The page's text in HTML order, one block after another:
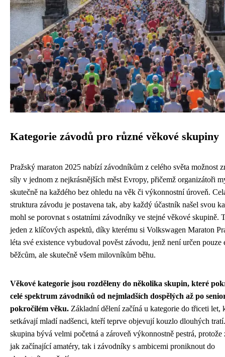
Kategorie závodů pro různé věkové skupiny
Pražský maraton 2025 nabízí závodníkům z celého světa možnost
síly v jednom z nejkrásnějších měst Evropy, přičemž organizátoři
skutečně na každého bez ohledu na věk či výkonnostní úroveň.
struktura závodu je postavena tak, aby každý účastník našel svou
mohl se porovnat s ostatními závodníky ve stejné věkové skupině.
jeden z klíčových aspektů, díky kterému si Volkswagen Maraton
léta své existence vybudoval pověst závodu, jenž není určen pouze
běžcům, ale skutečně všem milovníkům běhu.
Věkové kategorie jsou rozděleny do několika skupin, které
celé spektrum závodníků od nejmladších dospělých až po
pokročilém věku. Základní dělení začíná u kategorie do třiceti let,
setkávají mladí nadšenci, kteří teprve objevují kouzlo dlouhých
skupina bývá velmi početná a zároveň výkonnostně pestrá, protože
jak začínající amatéry, tak i závodníky s ambicemi proniknout do